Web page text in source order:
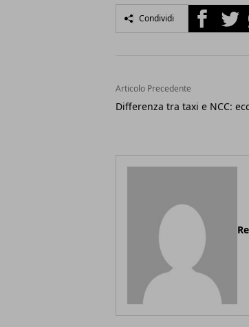
Condividi Facebook
Articolo Precedente
Differenza tra taxi e NCC: